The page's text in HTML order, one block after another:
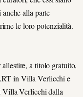
alla parte
le loro potenzialità.
a titolo gratuito,
in Villa Verlicchi e
Villa Verlicchi dalla